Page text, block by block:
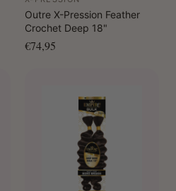
Outre X-Pression Feather
Crochet Deep 18"
€74,95